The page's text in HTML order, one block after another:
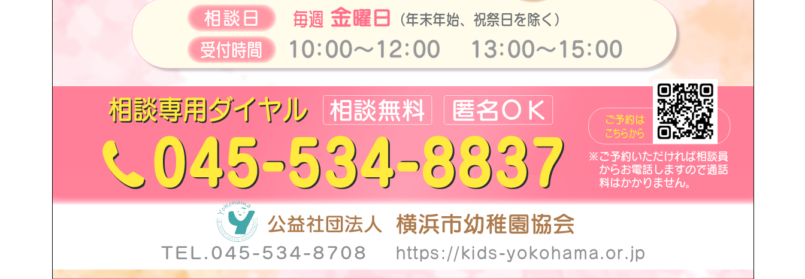
相談無料 匿名ＯＫ
毎週 金曜日 （年末年始、祝祭日を除く）
ご予約は
こちらから
相談日
受付時間
※ご予約いただければ相談員
からお電話しますので通話
料はかかりません。
TEL.045-534-8708 https://kids-yokohama.or.jp